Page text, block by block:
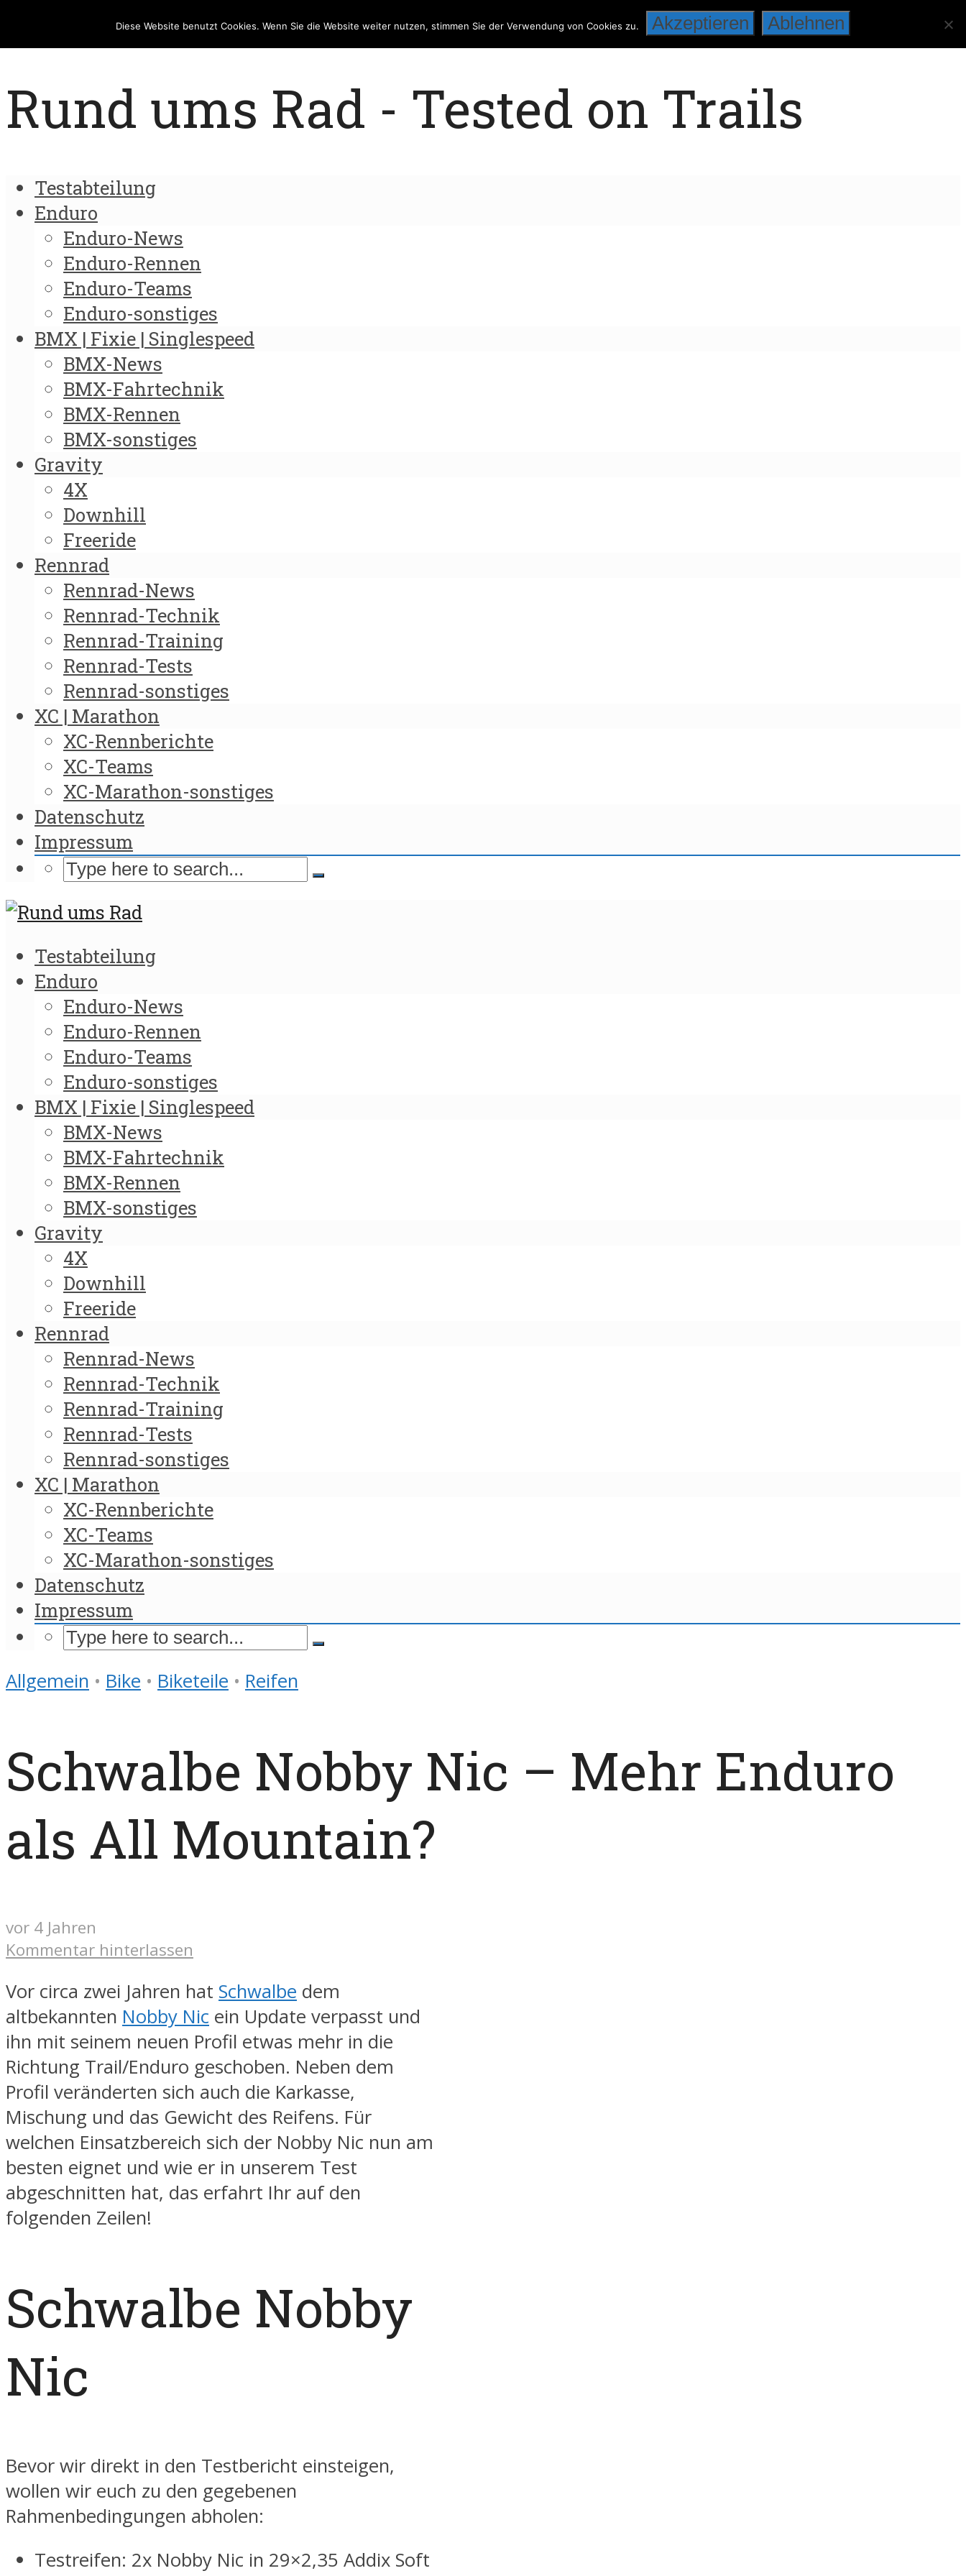
Rund ums Rad - Tested on Trails
Testabteilung
Enduro
Enduro-News
Enduro-Rennen
Enduro-Teams
Enduro-sonstiges
BMX | Fixie | Singlespeed
BMX-News
BMX-Fahrtechnik
BMX-Rennen
BMX-sonstiges
Gravity
4X
Downhill
Freeride
Rennrad
Rennrad-News
Rennrad-Technik
Rennrad-Training
Rennrad-Tests
Rennrad-sonstiges
XC | Marathon
XC-Rennberichte
XC-Teams
XC-Marathon-sonstiges
Datenschutz
Impressum
Testabteilung
Enduro
Enduro-News
Enduro-Rennen
Enduro-Teams
Enduro-sonstiges
BMX | Fixie | Singlespeed
BMX-News
BMX-Fahrtechnik
BMX-Rennen
BMX-sonstiges
Gravity
4X
Downhill
Freeride
Rennrad
Rennrad-News
Rennrad-Technik
Rennrad-Training
Rennrad-Tests
Rennrad-sonstiges
XC | Marathon
XC-Rennberichte
XC-Teams
XC-Marathon-sonstiges
Datenschutz
Impressum
Allgemein • Bike • Biketeile • Reifen
Schwalbe Nobby Nic – Mehr Enduro
als All Mountain?
vor 4 Jahren
Kommentar hinterlassen
Vor circa zwei Jahren hat Schwalbe dem
altbekannten Nobby Nic ein Update verpasst und
ihn mit seinem neuen Profil etwas mehr in die
Richtung Trail/Enduro geschoben. Neben dem
Profil veränderten sich auch die Karkasse,
Mischung und das Gewicht des Reifens. Für
welchen Einsatzbereich sich der Nobby Nic nun am
besten eignet und wie er in unserem Test
abgeschnitten hat, das erfahrt Ihr auf den
folgenden Zeilen!
Schwalbe Nobby
Nic
Bevor wir direkt in den Testbericht einsteigen,
wollen wir euch zu den gegebenen
Rahmenbedingungen abholen:
Testreifen: 2x Nobby Nic in 29×2,35 Addix Soft
Diese Website benutzt Cookies. Wenn Sie die Website weiter nutzen, stimmen Sie der Verwendung von Cookies zu. Akzeptieren Ablehnen